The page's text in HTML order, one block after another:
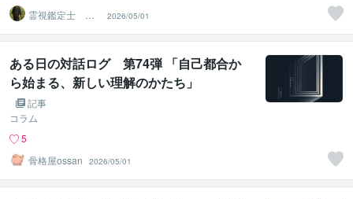
霊視鑑定士 神
凪
2026/05/01
ある日の対話ログ 第74弾 「自己都合か
ら始まる、新しい理解のかたち」
記事
コラム
5
骨格屋ossan
2026/05/01